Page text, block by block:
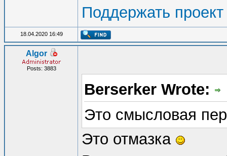
Поддержать проект
18.04.2020 16:49
Algor
Posts: 3883
Berserker Wrote:
Это смысловая
Это отмазка